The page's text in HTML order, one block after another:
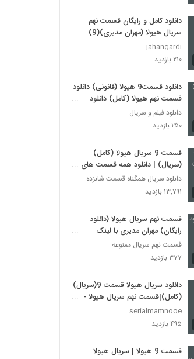
دانلود کامل و رایگان قسمت نهم
سریال هیولا (مهران مدیری)(9)
jahangardi
۲۱۰ بازدید
دانلود قسمت9 هیولا (قانونی) دانلود
قسمت نهم هیولا (کامل) دانلود
سریال هیولا قسمت 9 نهم (حجم کم)
دانلود فیلم و سریال
۲۵۰ بازدید
قسمت 9 سریال هیولا (کامل)
(سریال) | دانلود همه قسمت های
سریال هیولا
دانلود سریال همگناه قسمت شانزده
۱۳,۷۹۱ بازدید
قسمت نهم سریال هیولا (دانلود
رایگان) مهران مدیری با لینک
مستقیم (full Hd)- - -
قسمت نهم سریال ممنوعه
۳۷۷ بازدید
دانلود سریال هیولا قسمت 9(سریال)
(کامل)|قسمت نهم سریال هیولا -
دانلود قانونی
serialmamnooe
۴۹۵ بازدید
قسمت 9 هیولا | سریال هیولا